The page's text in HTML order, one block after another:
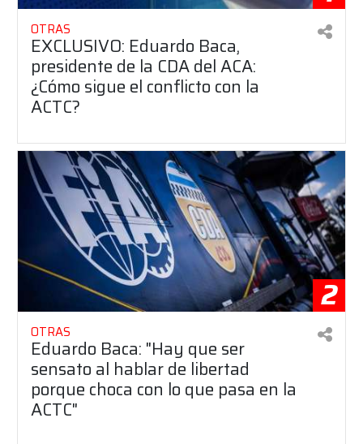
OTRAS
EXCLUSIVO: Eduardo Baca,
presidente de la CDA del ACA:
¿Cómo sigue el conflicto con la
ACTC?
2
OTRAS
Eduardo Baca: "Hay que ser
sensato al hablar de libertad
porque choca con lo que pasa en la
ACTC"